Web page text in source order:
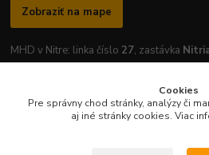
Zobraziť na mape
MHD v Nitre: linka číslo 27, zastávka
Otváracie hodiny prevádzky:
Cookies
Pre správny chod stránky, analýzy či
aj iné stránky cookies. Viac